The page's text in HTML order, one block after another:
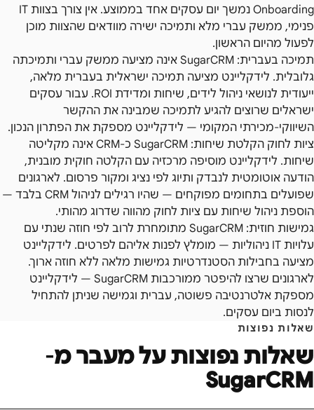
Onboarding נמשך יום עסקים אחד בממוצע. אין צורך בצוות IT
פנימי, ממשק עברי מלא ותמיכה ישירה מוודאים שהצוות מוכן
לפעול מהיום הראשון.
תמיכה בעברית: SugarCRM אינה מציעה ממשק עברי ותמיכתה
גלובלית. לידקליינט מציעה תמיכה ישראלית בעברית מלאה,
ייעודית לנושאי ניהול לידים, שיחות ומדידת ROI. עבור עסקים
ישראלים שרוצים להגיע לתמיכה שמבינה את ההקשר
השיווקי-מכירתי המקומי — לידקליינט מספקת את הפתרון הנכון.
ציות לחוק הקלטת שיחות: SugarCRM כ-CRM אינה מקליטה
שיחות. לידקליינט מוסיפה מרכזיה עם הקלטה חוקית מובנית,
הודעה אוטומטית לנבדק ותיוג לפי נציג ומקור פרסום. לארגונים
שפועלים בתחומים מפוקחים — שהיו רגילים לניהול CRM בלבד —
הוספת ניהול שיחות עם ציות לחוק מהווה שדרוג מהותי.
גמישות חוזית: SugarCRM מתומחרת לרוב לפי חוזה שנתי עם
עלויות IT ניהוליות — מומלץ לפנות אליהם לפרטים. לידקליינט
מציעה בחבילות הסטנדרטיות גמישות מלאה ללא חוזה ארוך.
לארגונים שרצו להיפטר ממורכבות SugarCRM — לידקליינט
מספקת אלטרנטיבה פשוטה, עברית וגמישה שניתן להתחיל
לנסות ביום עסקים.
שאלות נפוצות
שאלות נפוצות על מעבר מ-
SugarCRM